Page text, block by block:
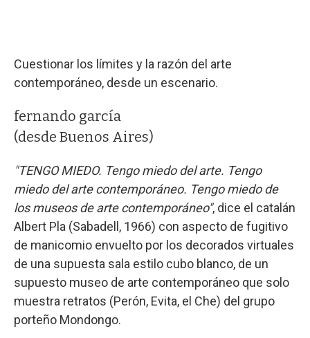
Cuestionar los límites y la razón del arte
contemporáneo, desde un escenario.
fernando garcía
(desde Buenos Aires)
"TENGO MIEDO. Tengo miedo del arte. Tengo
miedo del arte contemporáneo. Tengo miedo de
los museos de arte contemporáneo", dice el catalán
Albert Pla (Sabadell, 1966) con aspecto de fugitivo
de manicomio envuelto por los decorados virtuales
de una supuesta sala estilo cubo blanco, de un
supuesto museo de arte contemporáneo que solo
muestra retratos (Perón, Evita, el Che) del grupo
porteño Mondongo.